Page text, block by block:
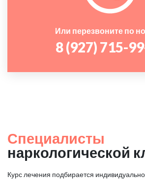
Или перезвоните по
8 (927) 715-
Специалисты
наркологической
Курс лечения подбирается